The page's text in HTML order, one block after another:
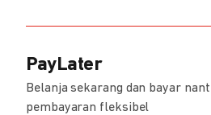
PayLater
Belanja sekarang dan bayar
pembayaran fleksibel